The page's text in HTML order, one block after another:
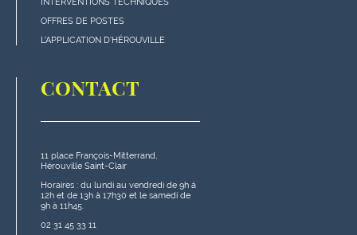
de
page
OFFRES DE POSTES
L'APPLICATION D'HÉROUVILLE
CONTACT
11 place François-Mitterrand,
Hérouville Saint-Clair
Horaires : du lundi au vendredi de 9h à
12h et de 13h à 17h30 et le samedi de
9h à 11h45.
02 31 45 33 11